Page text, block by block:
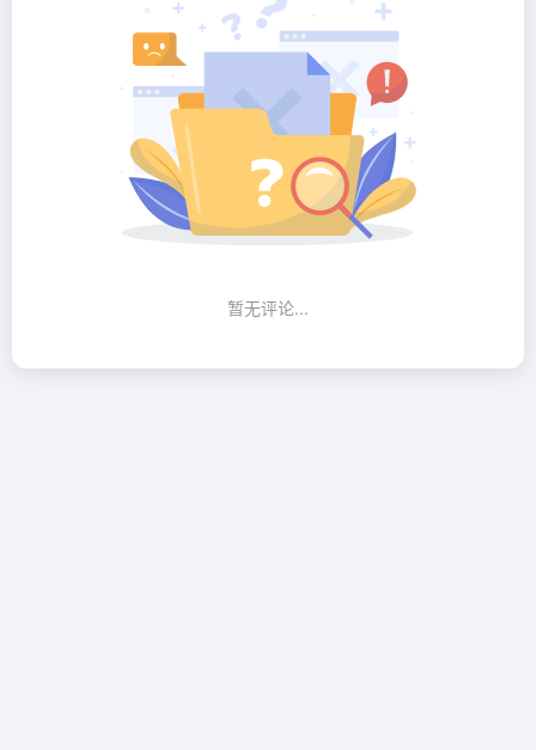
暂无评论...